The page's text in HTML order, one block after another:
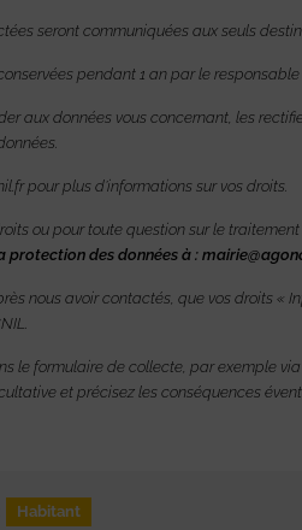
seront communiquées aux seuls
pendant 1 an par le
aux données vous concernant, les
pour plus d’informations sur vos droits.
ou pour toute question sur le
protection des données à :
nous avoir contactés, que vos droits «
le formulaire de collecte, par exemple
et précisez les conséquences
Habitant